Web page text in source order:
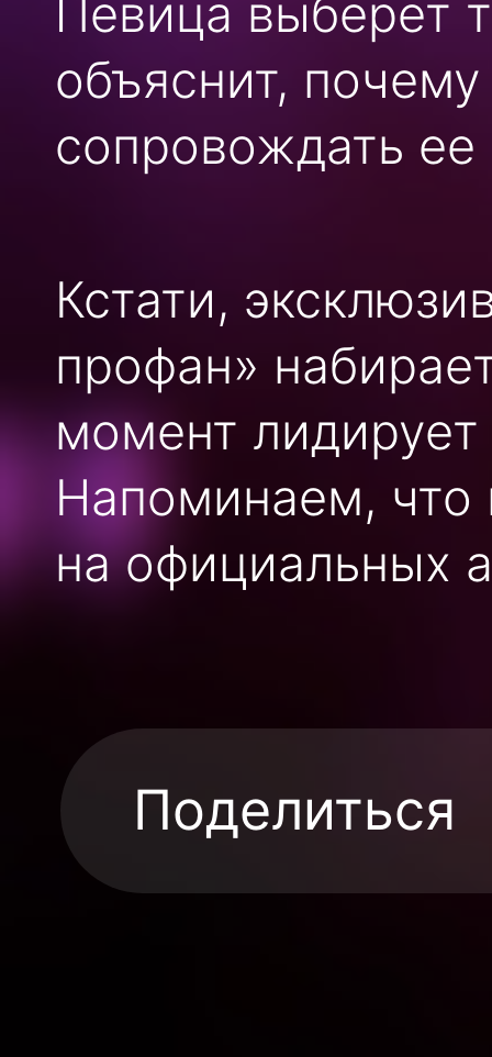
Певица выберет
объяснит,
сопровождать
Кстати,
профан»
момент
Напоминаем, что
на официальных
Поделиться